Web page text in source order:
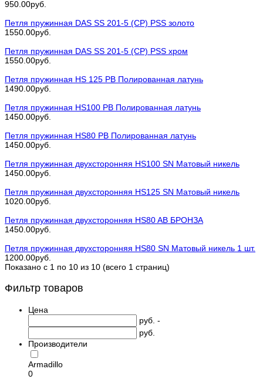
950.00руб.
Петля пружинная DAS SS 201-5 (СP) PSS золото
1550.00руб.
Петля пружинная DAS SS 201-5 (СP) PSS хром
1550.00руб.
Петля пружинная HS 125 PB Полированная латунь
1490.00руб.
Петля пружинная HS100 PB Полированная латунь
1450.00руб.
Петля пружинная HS80 PB Полированная латунь
1450.00руб.
Петля пружинная двухсторонняя HS100 SN Матовый никель
1450.00руб.
Петля пружинная двухсторонняя HS125 SN Матовый никель
1020.00руб.
Петля пружинная двухсторонняя HS80 AB БРОНЗА
1450.00руб.
Петля пружинная двухсторонняя HS80 SN Матовый никель 1 шт.
1200.00руб.
Показано с 1 по 10 из 10 (всего 1 страниц)
Фильтр товаров
Цена
руб. -
руб.
Производители
Armadillo
0